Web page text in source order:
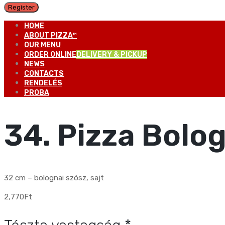
Register
HOME
ABOUT PIZZA™
OUR MENU
ORDER ONLINE DELIVERY & PICKUP
NEWS
CONTACTS
RENDELÉS
PROBA
34. Pizza
32 cm – bolognai szósz, sajt
2,770Ft